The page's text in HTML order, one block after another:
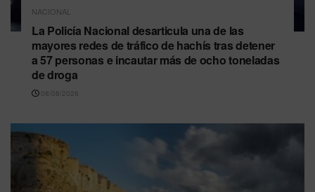
NACIONAL
La Policía Nacional desarticula una de las
mayores redes de tráfico de hachís tras detener
a 57 personas e incautar más de ocho toneladas
de droga
08/08/2026